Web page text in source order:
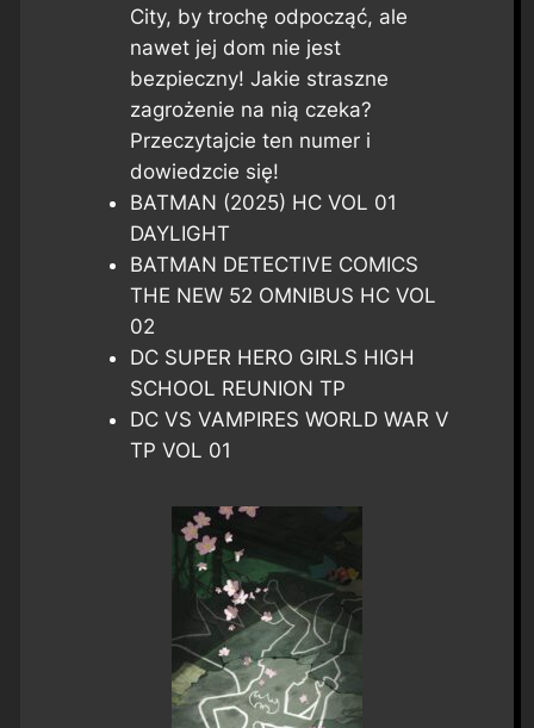
City, by trochę odpocząć, ale
nawet jej dom nie jest
bezpieczny! Jakie straszne
zagrożenie na nią czeka?
Przeczytajcie ten numer i
dowiedzcie się!
BATMAN (2025) HC VOL 01
DAYLIGHT
BATMAN DETECTIVE COMICS
THE NEW 52 OMNIBUS HC VOL
02
DC SUPER HERO GIRLS HIGH
SCHOOL REUNION TP
DC VS VAMPIRES WORLD WAR V
TP VOL 01